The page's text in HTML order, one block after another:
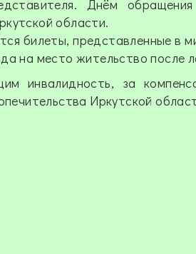
Днём
области.
билеты, представленные в
на место жительство после
инвалидность, за
Иркутской